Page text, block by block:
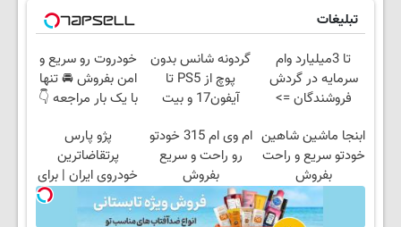
تبلیغات
تا 3میلیارد وام
سرمایه در گردش
فروشندگان =>
کن
گردونه شانس بدون
پوچ از PS5 تا
آیفون17 و بیت
خودروت رو سریع و
امن بفروش 🚘 تنها
با یک بار مراجعه 👇
ابنجا ماشین شاهین
خودتو سریع و راحت
بفروش
ام وی ام 315 خودتو
رو راحت و سریع
بفروش
پژو پارس
پرتقاضاترین
خودروی ایران | برای
فروشش فرصت رو
از دست نده!